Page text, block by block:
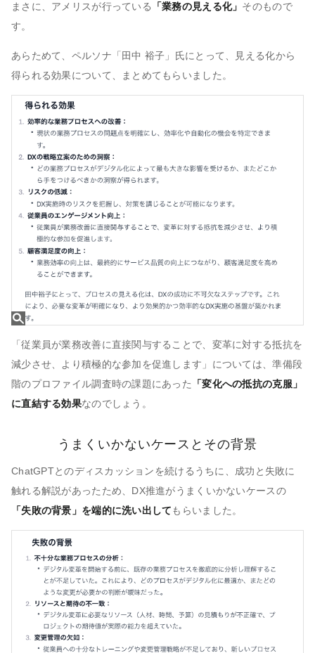
まさに、アメリスが行っている
「業務の見える化」 そのもので
す。
あらためて、ペルソナ「田中 裕子」氏にとって、見える化から
得られる効果について、まとめてもらいました。
「従業員が業務改善に直接関与することで、変革に対する抵抗を
減少させ、より積極的な参加を促進します」については、準備段
階のプロファイル調査時の課題にあった
「変化への抵抗の克服」
に直結する効果なのでしょう。
うまくいかないケースとその背景
ChatGPTとのディスカッションを続けるうちに、成功と失敗に
触れる解説があったため、DX推進がうまくいかないケースの
「失敗の背景」を端的に洗い出してもらいました。